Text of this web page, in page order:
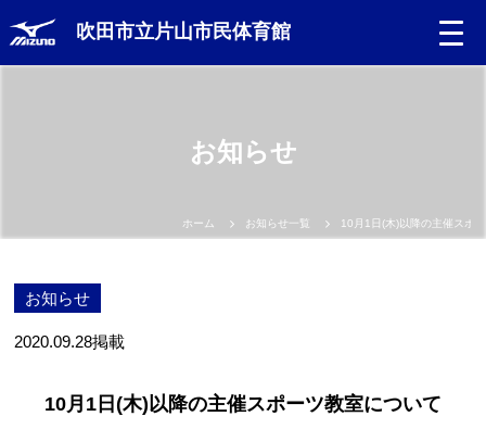
吹田市立片山市民体育館
お知らせ
ホーム お知らせ一覧 10月1日(木)以降の主催スポ
お知らせ
2020.09.28掲載
10月1日(木)以降の主催スポーツ教室について